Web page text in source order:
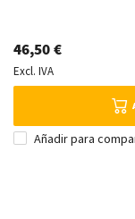
46,50 €
Excl. IVA
Añadir para